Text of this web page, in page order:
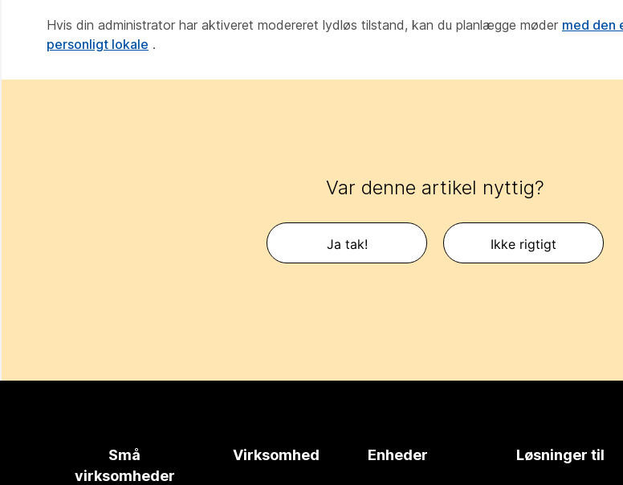
Hvis din administrator har aktiveret modereret lydløs tilstand, kan du planlægge møder med den
personligt lokale .
Var denne artikel nyttig?
Ja tak! Ikke rigtigt
Små
virksomheder
Virksomhed Enheder Løsninger til